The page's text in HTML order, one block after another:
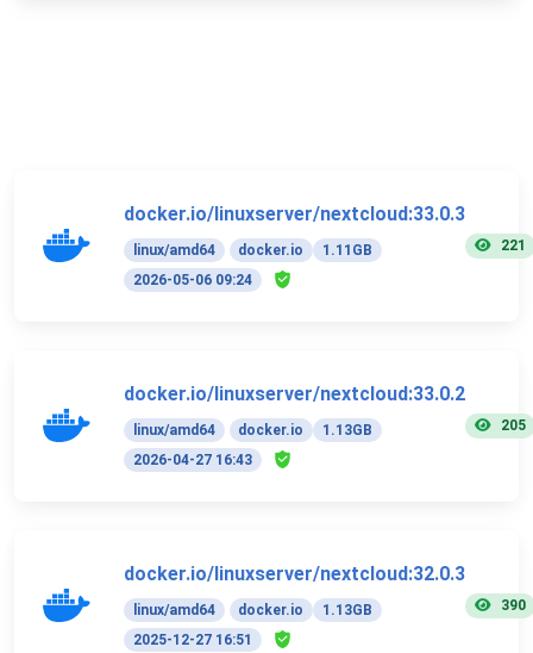
docker.io/linuxserver/nextcloud:33.0.3
linux/amd64 docker.io
1.11GB
2026-05-06 09:24
221
docker.io/linuxserver/nextcloud:33.0.2
linux/amd64 docker.io
1.13GB
2026-04-27 16:43
205
docker.io/linuxserver/nextcloud:32.0.3
linux/amd64 docker.io
1.13GB
2025-12-27 16:51
390